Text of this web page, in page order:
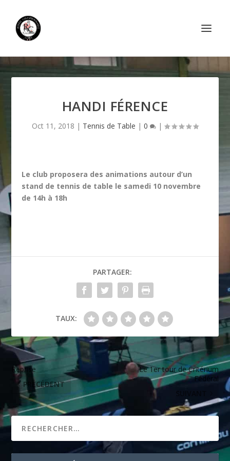
HANDI FÉRENCE
Oct 11, 2018 | Tennis de Table | 0 |
Le club proposera des animations autour d’un
stand de tennis de table le samedi 10 novembre
de 14h à 18h
PARTAGER:
TAUX:
Reprise
PRÉCÉDENT
Le 1er tour de Critérium
Fédéral